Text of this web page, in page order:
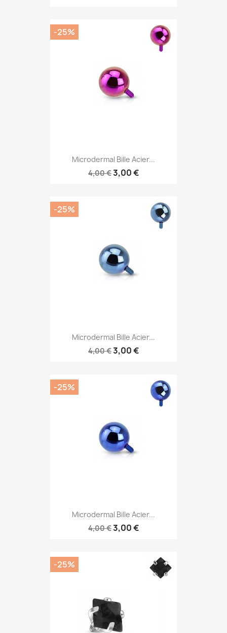
Microdermal Bille Acier...
4,00 €3,00 €
-25%
Microdermal Bille Acier...
4,00 €3,00 €
-25%
Microdermal Bille Acier...
4,00 €3,00 €
-25%
-25%